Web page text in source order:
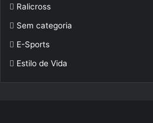
Ralicross
Sem categoria
E-Sports
Estilo de Vida